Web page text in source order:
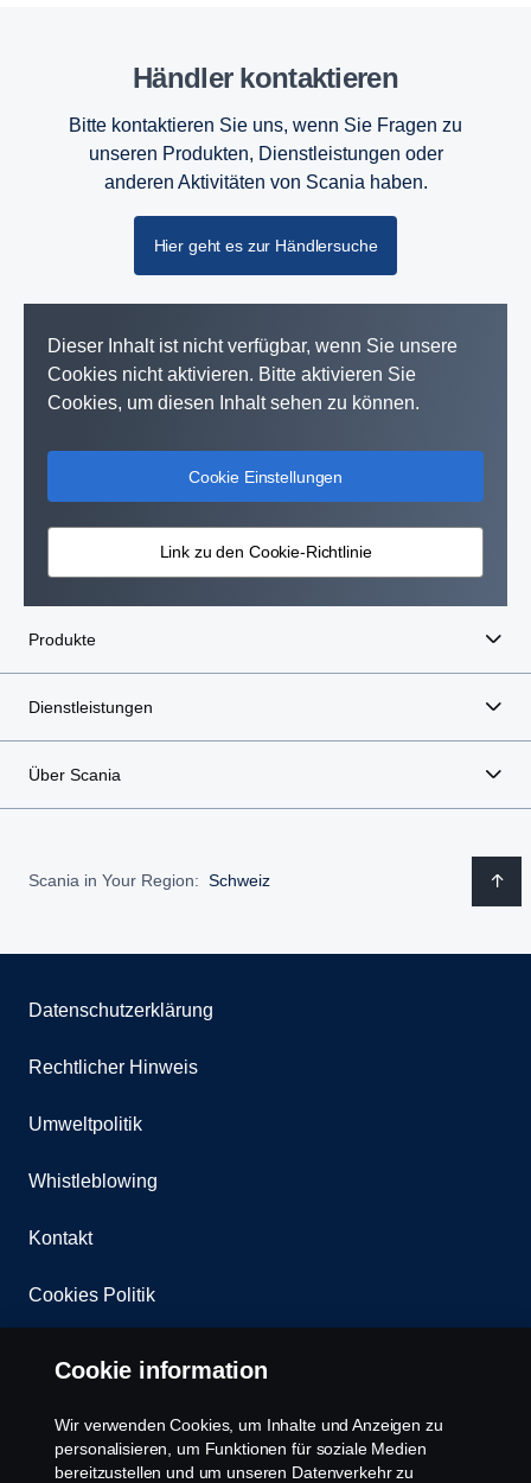
Händler kontaktieren
Bitte kontaktieren Sie uns, wenn Sie Fragen zu
unseren Produkten, Dienstleistungen oder
anderen Aktivitäten von Scania haben.
Hier geht es zur Händlersuche
Dieser Inhalt ist nicht verfügbar, wenn Sie unsere
Cookies nicht aktivieren. Bitte aktivieren Sie
Cookies, um diesen Inhalt sehen zu können.
Cookie Einstellungen
Link zu den Cookie-Richtlinie
Produkte
Dienstleistungen
Über Scania
Scania in Your Region: Schweiz
Datenschutzerklärung
Rechtlicher Hinweis
Umweltpolitik
Whistleblowing
Kontakt
Cookies Politik
Cookie information
Wir verwenden Cookies, um Inhalte und Anzeigen zu
personalisieren, um Funktionen für soziale Medien
bereitzustellen und um unseren Datenverkehr zu